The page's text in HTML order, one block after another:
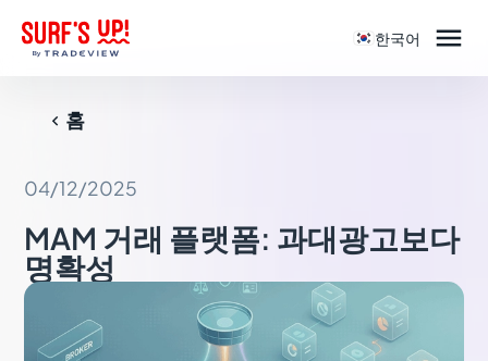
한국어 
 홈
04/12/2025
MAM 거래 플랫폼: 과대광고보다
명확성